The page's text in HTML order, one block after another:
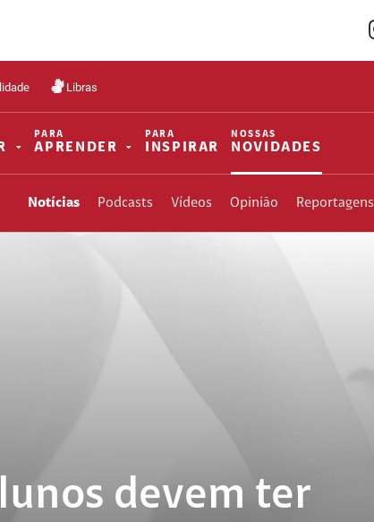
Libras
PARA
APRENDER
PARA
INSPIRAR
NOSSAS
NOVIDADES
Notícias Podcasts Vídeos Opinião Reportagens
devem ter